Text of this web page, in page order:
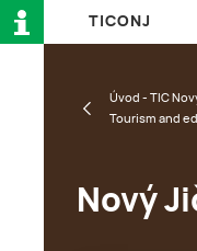
TI CON J
Úvod - TIC
Tourism and
Nový